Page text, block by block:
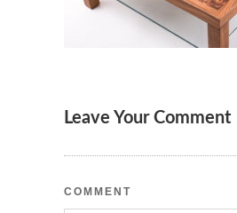
Leave Your Comment
COMMENT